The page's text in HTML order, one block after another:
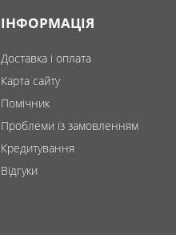
ІНФОРМАЦІЯ
Доставка і оплата
Карта сайту
Помічник
Проблеми із замовленням
Кредитування
Відгуки